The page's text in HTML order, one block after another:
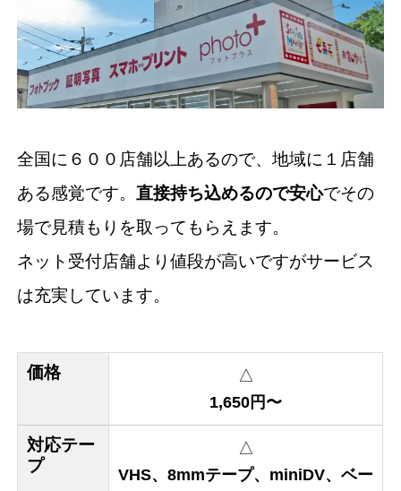
全国に６００店舗以上あるので、地域に１店舗
ある感覚です。直接持ち込めるので安心でその
場で見積もりを取ってもらえます。
ネット受付店舗より値段が高いですがサービス
は充実しています。
価格
△
1,650円〜
対応テー
プ
△
VHS、8mmテープ、miniDV、ベー